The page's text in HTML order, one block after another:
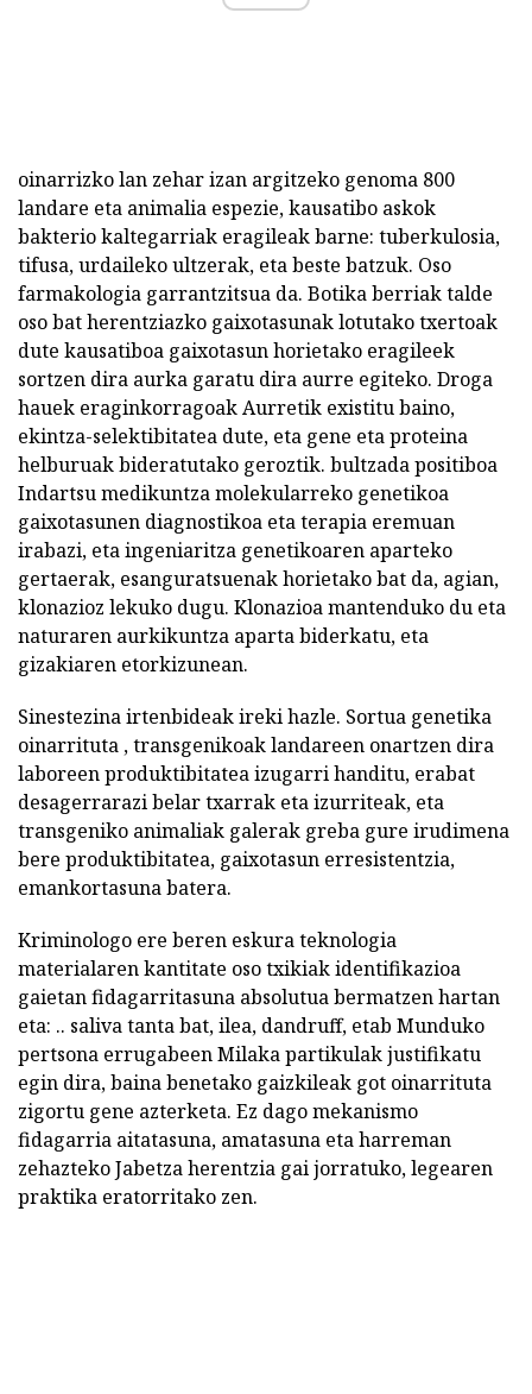
oinarrizko lan zehar izan argitzeko genoma 800
landare eta animalia espezie, kausatibo askok
bakterio kaltegarriak eragileak barne: tuberkulosia,
tifusa, urdaileko ultzerak, eta beste batzuk. Oso
farmakologia garrantzitsua da. Botika berriak talde
oso bat herentziazko gaixotasunak lotutako txertoak
dute kausatiboa gaixotasun horietako eragileek
sortzen dira aurka garatu dira aurre egiteko. Droga
hauek eraginkorragoak Aurretik existitu baino,
ekintza-selektibitatea dute, eta gene eta proteina
helburuak bideratutako geroztik. bultzada positiboa
Indartsu medikuntza molekularreko genetikoa
gaixotasunen diagnostikoa eta terapia eremuan
irabazi, eta ingeniaritza genetikoaren aparteko
gertaerak, esanguratsuenak horietako bat da, agian,
klonazioz lekuko dugu. Klonazioa mantenduko du eta
naturaren aurkikuntza aparta biderkatu, eta
gizakiaren etorkizunean.
Sinestezina irtenbideak ireki hazle. Sortua genetika
oinarrituta , transgenikoak landareen onartzen dira
laboreen produktibitatea izugarri handitu, erabat
desagerrarazi belar txarrak eta izurriteak, eta
transgeniko animaliak galerak greba gure irudimena
bere produktibitatea, gaixotasun erresistentzia,
emankortasuna batera.
Kriminologo ere beren eskura teknologia
materialaren kantitate oso txikiak identifikazioa
gaietan fidagarritasuna absolutua bermatzen hartan
eta: .. saliva tanta bat, ilea, dandruff, etab Munduko
pertsona errugabeen Milaka partikulak justifikatu
egin dira, baina benetako gaizkileak got oinarrituta
zigortu gene azterketa. Ez dago mekanismo
fidagarria aitatasuna, amatasuna eta harreman
zehazteko Jabetza herentzia gai jorratuko, legearen
praktika eratorritako zen.